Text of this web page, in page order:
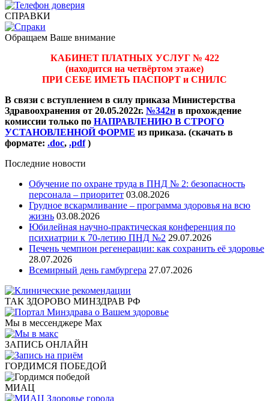
СПРАВКИ
Обращаем Ваше внимание
КАБИНЕТ ПЛАТНЫХ УСЛУГ № 422
(находится на четвёртом этаже)
ПРИ СЕБЕ ИМЕТЬ ПАСПОРТ и СНИЛС
В связи с вступлением в силу приказа Министерства
Здравоохранения от 20.05.2022г. №342н в прохождение
комиссии только по НАПРАВЛЕНИЮ В СТРОГО
УСТАНОВЛЕННОЙ ФОРМЕ из приказа. (скачать в
формате: .doc, .pdf)
Последние новости
Обучение по охране труда в ПНД № 2: безопасность
персонала – приоритет 03.08.2026
Грудное вскармливание – программа здоровья на всю
жизнь 03.08.2026
Юбилейная научно-практическая конференция по
психиатрии к 70-летию ПНД №2 29.07.2026
Печень чемпион регенерации: как сохранить её здоровье
28.07.2026
Всемирный день гамбургера 27.07.2026
ТАК ЗДОРОВО МИНЗДРАВ РФ
Мы в мессенджере Max
ЗАПИСЬ ОНЛАЙН
ГОРДИМСЯ ПОБЕДОЙ
МИАЦ